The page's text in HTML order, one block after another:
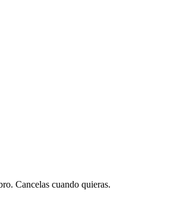
Cancelas cuando quieras.